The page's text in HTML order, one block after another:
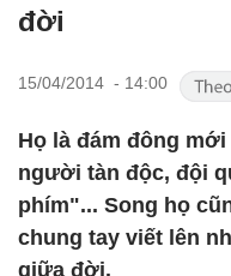
đời
15/04/2014 - 14:00
Họ là đám đông
người tàn độc, đội
phím"... Song họ
chung tay viết lên
giữa đời.